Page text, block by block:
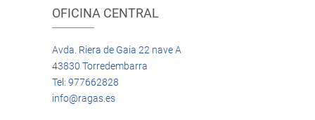
OFICINA CENTRAL
Avda. Riera de Gaia 22 nave A
43830 Torredembarra
Tel: 977662828
info@ragas.es